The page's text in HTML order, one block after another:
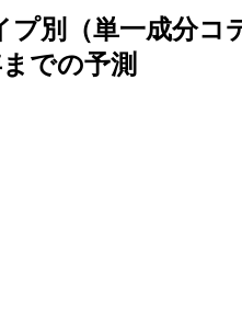
別（単一成分コ
での予測